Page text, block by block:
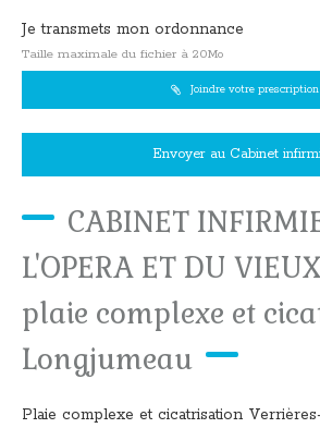
Je transmets mon ordonnance
Taille maximale du fichier à 20Mo
Joindre votre prescription
Envoyer au Cabinet
CABINET
L'OPERA ET DU
plaie complexe et
Longjumeau
Plaie complexe et cicatrisation